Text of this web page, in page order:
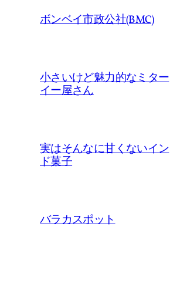
ボンベイ市政公社(BMC)
小さいけど魅力的なミター
イー屋さん
実はそんなに甘くないイン
ド菓子
バラカスポット